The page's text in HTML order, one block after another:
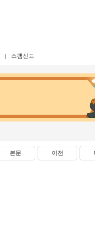
스팸신고
본문 이전